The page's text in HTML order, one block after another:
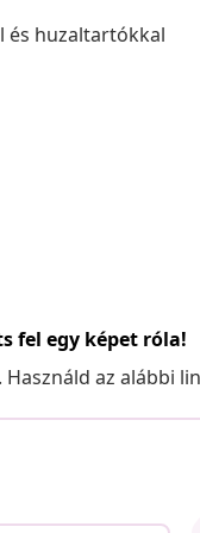
és huzaltartókkal
fel egy képet róla!
az alábbi